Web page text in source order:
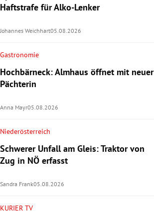
Haftstrafe für Alko-Lenker
Johannes Weichhart05.08.2026
Gastronomie
Hochbärneck: Almhaus öffnet mit neuer
Pächterin
Anna Mayr05.08.2026
Niederösterreich
Schwerer Unfall am Gleis: Traktor von
Zug in NÖ erfasst
Sandra Frank05.08.2026
KURIER TV